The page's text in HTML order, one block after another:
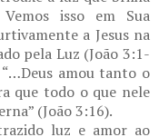
isso em Sua
a Jesus na
pela Luz (João 3:1-
amou tanto o
que todo o que nele
(João 3:16).
luz e amor ao